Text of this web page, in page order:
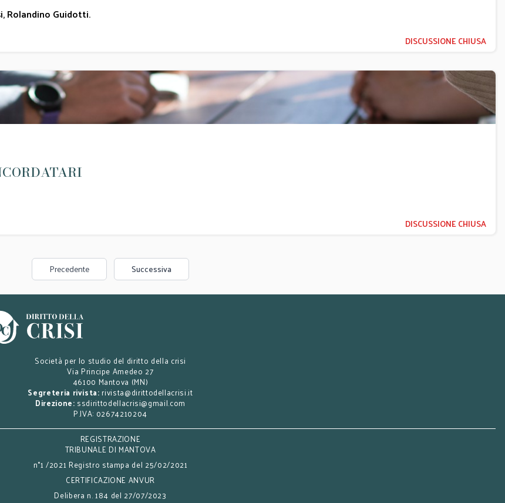
,Rolandino Guidotti.
DISCUSSIONE CHIUSA
DISCUSSIONE CHIUSA
Precedente Successiva
Società per lo studio del diritto della crisi
Via Principe Amedeo 27
46100 Mantova (MN)
Segreteria rivista: rivista@dirittodellacrisi.it
Direzione: ssdirittodellacrisi@gmail.com
P.IVA: 02674210204
REGISTRAZIONE
TRIBUNALE DI MANTOVA
n°1 /2021 Registro stampa del 25/02/2021
CERTIFICAZIONE ANVUR
Delibera n. 184 del 27/07/2023